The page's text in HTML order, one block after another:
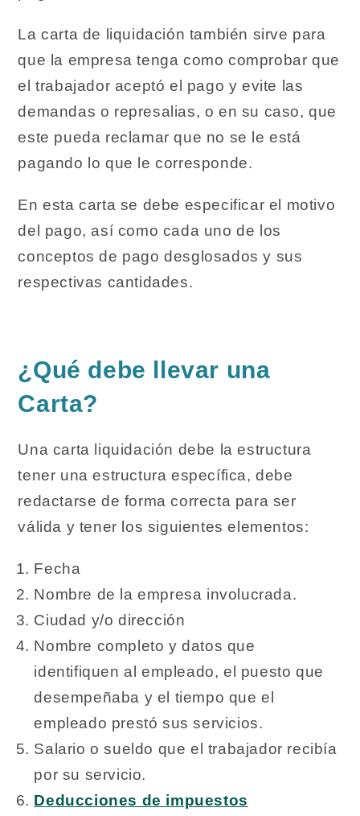
La carta de liquidación también sirve para
que la empresa tenga como comprobar que
el trabajador aceptó el pago y evite las
demandas o represalias, o en su caso, que
este pueda reclamar que no se le está
pagando lo que le corresponde.
En esta carta se debe especificar el motivo
del pago, así como cada uno de los
conceptos de pago desglosados y sus
respectivas cantidades.
¿Qué debe llevar una
Carta?
Una carta liquidación debe la estructura
tener una estructura específica, debe
redactarse de forma correcta para ser
válida y tener los siguientes elementos:
Fecha
Nombre de la empresa involucrada.
Ciudad y/o dirección
Nombre completo y datos que
identifiquen al empleado, el puesto que
desempeñaba y el tiempo que el
empleado prestó sus servicios.
Salario o sueldo que el trabajador recibía
por su servicio.
Deducciones de impuestos